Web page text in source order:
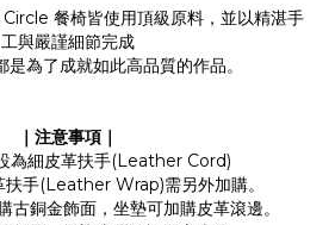
餐椅皆使用頂級原料，並以精湛手
工與嚴謹細節完成
是為了成就如此高品質的作品。
｜注意事項｜
為細皮革扶手(Leather Cord)
扶手(Leather Wrap)需另外加購。
古銅金飾面，坐墊可加購皮革滾邊。